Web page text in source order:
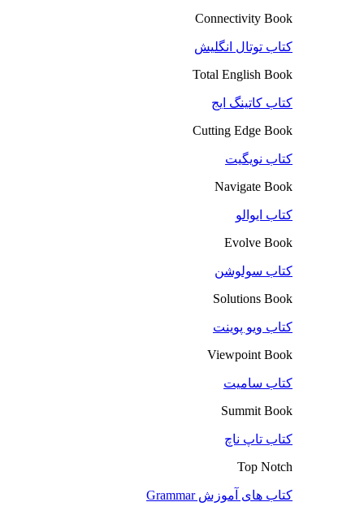
Connectivity Book
کتاب توتال انگلیش
Total English Book
کتاب کاتینگ ایج
Cutting Edge Book
کتاب نویگیت
Navigate Book
کتاب ایوالو
Evolve Book
کتاب سولوشن
Solutions Book
کتاب ویو پوینت
Viewpoint Book
کتاب سامیت
Summit Book
کتاب تاپ ناچ
Top Notch
کتاب های آموزش Grammar